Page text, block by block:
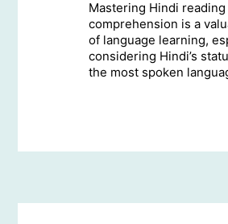
Mastering Hindi reading
comprehension is a
of language learning,
considering Hindi’s
the most spoken